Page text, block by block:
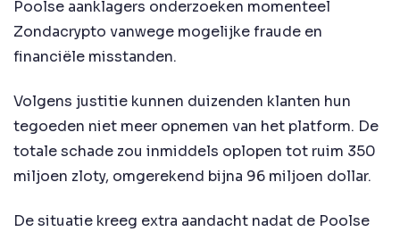
Poolse aanklagers onderzoeken momenteel
Zondacrypto vanwege mogelijke fraude en
financiële misstanden.
Volgens justitie kunnen duizenden klanten hun
tegoeden niet meer opnemen van het platform. De
totale schade zou inmiddels oplopen tot ruim 350
miljoen zloty, omgerekend bijna 96 miljoen dollar.
De situatie kreeg extra aandacht nadat de Poolse